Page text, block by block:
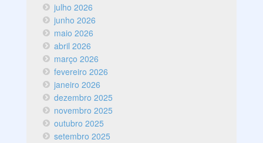
julho 2026
junho 2026
maio 2026
abril 2026
março 2026
fevereiro 2026
janeiro 2026
dezembro 2025
novembro 2025
outubro 2025
setembro 2025